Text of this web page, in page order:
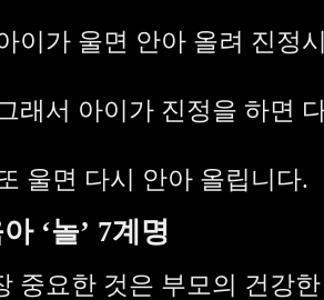
이가 울면 안아 올려 진정
래서 아이가 진정을 하면
울면 다시 안아 올립니다.
‘놀’ 7계명
중요한 것은 부모의 건강